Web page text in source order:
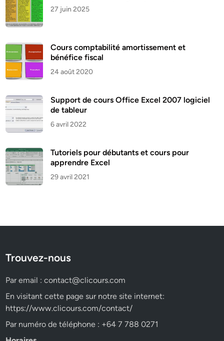
27 juin 2025
Cours comptabilité amortissement et
bénéfice fiscal
24 août 2020
Support de cours Office Excel 2007 logiciel
de tableur
6 avril 2022
Tutoriels pour débutants et cours pour
apprendre Excel
29 avril 2021
Trouvez-nous
Par email :contact@clicours.com
En visitant cette page sur notre site internet:
https://www.clicours.com/contact/
Par numéro de téléphone : +64 7 788 0271